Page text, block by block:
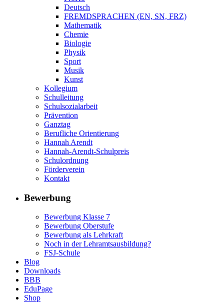
Deutsch
FREMDSPRACHEN (EN, SN, FRZ)
Mathematik
Chemie
Biologie
Physik
Sport
Musik
Kunst
Kollegium
Schulleitung
Schulsozialarbeit
Prävention
Ganztag
Berufliche Orientierung
Hannah Arendt
Hannah-Arendt-Schulpreis
Schulordnung
Förderverein
Kontakt
Bewerbung
Bewerbung Klasse 7
Bewerbung Oberstufe
Bewerbung als Lehrkraft
Noch in der Lehramtsausbildung?
FSJ-Schule
Blog
Downloads
BBB
EduPage
Shop